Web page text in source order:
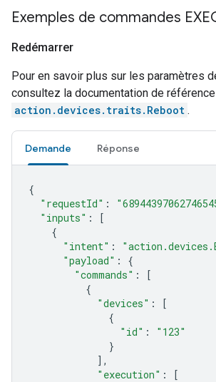
Exemples de commandes
Redémarrer
Pour en savoir plus sur les paramètres
consultez la documentation de
action.devices.traits.Reboot .
Demande Réponse
{
"requestId" :
"inputs" :
[
{
"intent" :
"payload" :
{
"commands" :
[
{
"devices" :
[
{
"id" :
"123"
}
],
"execution" : [